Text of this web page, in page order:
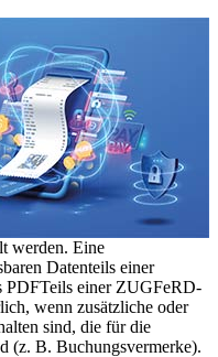
werden. Eine
Datenteils einer
PDFTeils einer ZUGFeRD-
wenn zusätzliche oder
sind, die für die
(z. B. Buchungsvermerke).